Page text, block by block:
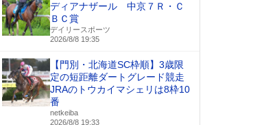
ディアナザール 中京７Ｒ・Ｃ
ＢＣ賞
デイリースポーツ
2026/8/8 19:35
【門別・北海道SC枠順】3歳限
定の短距離ダートグレード競走
JRAのトウカイマシェリは8枠10
番
netkeiba
2026/8/8 19:33